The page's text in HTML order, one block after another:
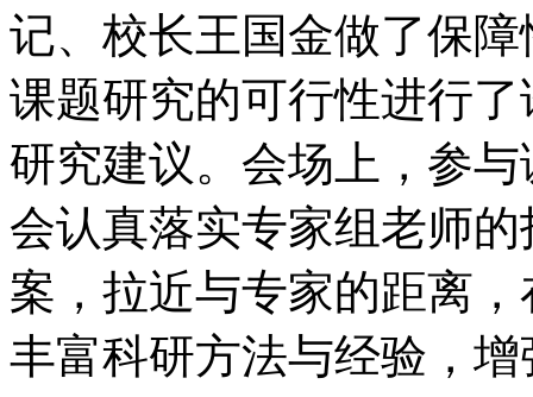
记、校长王国金做了保
课题研究的可行性进行
研究建议。会场上，参
会认真落实专家组 老师
案，拉近与专家的距离
丰富科研方法与经验，